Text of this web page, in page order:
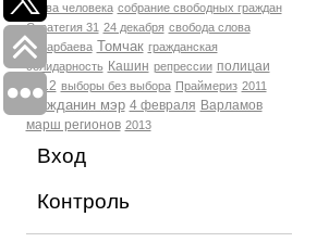
права человека собрание свободных граждан
Стратегия 31 24 декабря свобода слова
Бухарбаева Томчак гражданская
солидарность Кашин репрессии полицаи
2012 выборы без выбора Праймериз 2011
гражданин мэр 4 февраля Варламов
марш регионов 2013
Вход
Контроль